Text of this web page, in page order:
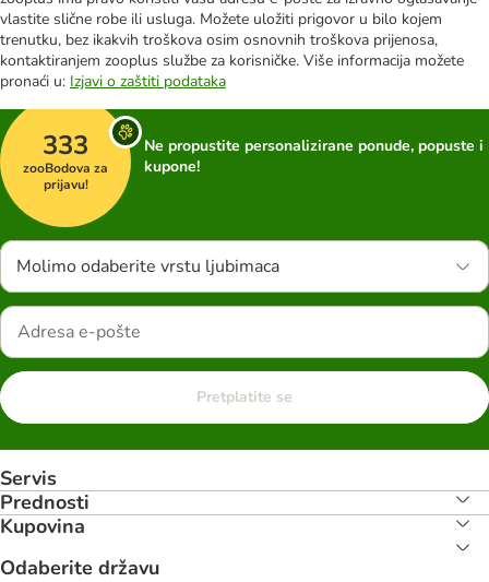
vlastite slične robe ili usluga. Možete uložiti prigovor u bilo kojem
trenutku, bez ikakvih troškova osim osnovnih troškova prijenosa,
kontaktiranjem zooplus službe za korisničke. Više informacija možete
pronaći u: Izjavi o zaštiti podataka
333
zooBodova za
prijavu!
Ne propustite personalizirane ponude, popuste i
kupone!
Molimo odaberite vrstu ljubimaca
Pretplatite se
Servis
Prednosti
Kupovina
Odaberite državu